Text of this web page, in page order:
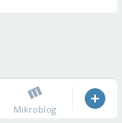
Mikroblog